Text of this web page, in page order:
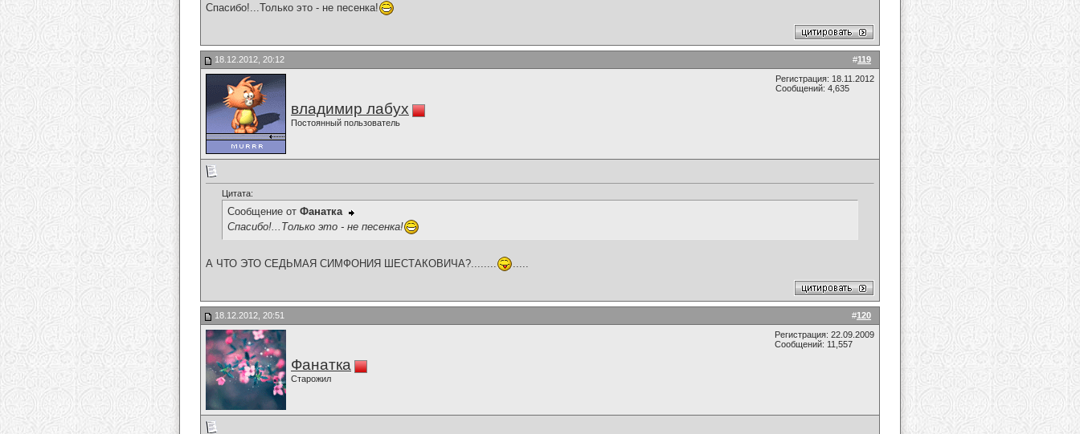
Спасибо!...Только это - не песенка!
#119
18.12.2012, 20:12
владимир лабух
Постоянный пользователь
Регистрация: 18.11.2012
Сообщений: 4,635
Цитата:
Сообщение от Фанатка
Спасибо!...Только это - не песенка!
А ЧТО ЭТО СЕДЬМАЯ СИМФОНИЯ ШЕСТАКОВИЧА?........
#120
18.12.2012, 20:51
Фанатка
Старожил
Регистрация: 22.09.2009
Сообщений: 11,557